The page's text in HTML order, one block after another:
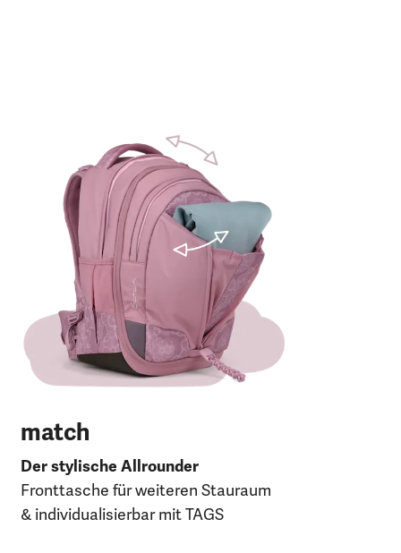
match
Der stylische Allrounder
Fronttasche für weiteren Stauraum
& individualisierbar mit TAGS